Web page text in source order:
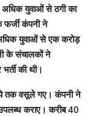
युवाओं से ठगी का
कंपनी ने
युवाओं से एक करोड़
के संचालकों ने
की थी।
तक वसूले गए। कंपनी ने
कराए। करीब 40